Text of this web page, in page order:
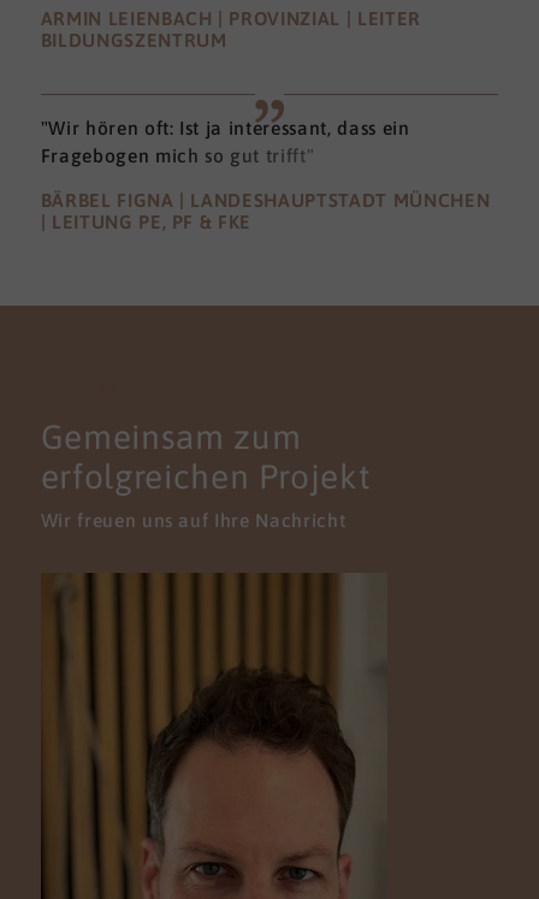
ARMIN LEIENBACH | PROVINZIAL | LEITER
BILDUNGSZENTRUM
"Wir hören oft: Ist ja interessant, dass ein
Fragebogen mich so gut trifft"
BÄRBEL FIGNA | LANDESHAUPTSTADT MÜNCHEN
| LEITUNG PE, PF & FKE
Gemeinsam zum
erfolgreichen Projekt
Wir freuen uns auf Ihre Nachricht